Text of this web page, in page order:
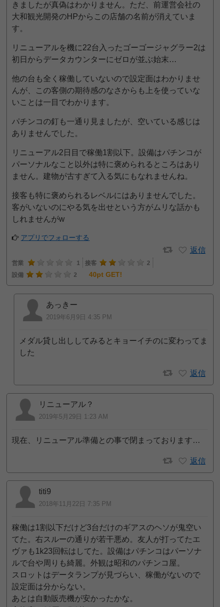
きましたが真偽はわかりません。ただ、前運営会社の
大和観光開発のHPからこの店舗の名前が消えていま
す。
リニューアルを機に22台入ったゴーゴージャグラー2は
初日からデータカウンターにゼロが並ぶ始末…
他の台も全く稼働していないので設定面はわかりませ
んが、この客側の期待感のなさからも上を使っていな
いことは一目でわかります。
パチンコの釘も一通り見ましたが、空いている感じは
ありませんでした。
リニューアル2日目で稼働1割以下。設備はパチンコが
パーソナルなこと以外は特に褒められるところはあり
ません。建物が古すぎて入る気にもなれませんね。
接客も特に褒められるレベルにはありませんでした。
客がいないのにやる気を出せという方がムリな話かも
しれませんがw
アプリでフォローする
返信
営業 1 接客
2
設備
2 40pt GET!
あっきー
2019年6月9日 4:35 PM
メダル貸し出ししてみるとキョーイチのに変わってま
した
返信
リニューアル？
2019年5月29日 1:23 AM
現在、リニューアル準備との事で閉まっております…
返信
titi9
2018年11月22日 7:35 PM
稼働は1割以下だけど3台だけのギアスのヘソが鬼空い
てた。右スルーの通りが若干悪め。友人が打ってたエ
ヴァも1k23回転はしてた。設備はパチンコはパーソナ
ルで台や周りも綺麗。外観は昭和のパチンコ屋。
スロットはデータランプが見づらい、稼働がないので
設定面は分からない。
あとは自動販売機が安かったかな。